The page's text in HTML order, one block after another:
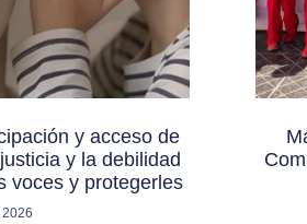
y acceso de
y la debilidad
voces y protegerles